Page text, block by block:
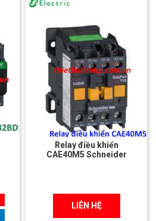
Relay điều khiển
CAE40M5 Schneider
LIÊN HỆ